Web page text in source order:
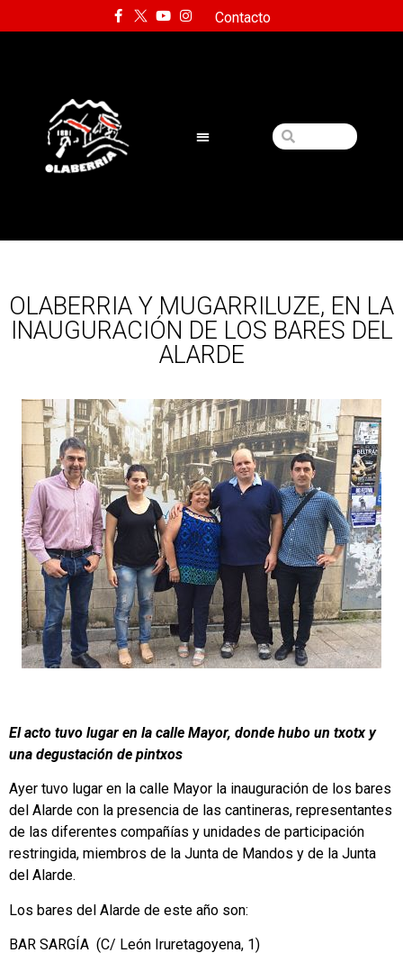
Contacto
OLABERRIA Y MUGARRILUZE, EN LA
INAUGURACIÓN DE LOS BARES DEL
ALARDE
El acto tuvo lugar en la calle Mayor, donde hubo un txotx y
una degustación de pintxos
Ayer tuvo lugar en la calle Mayor la inauguración de los bares
del Alarde con la presencia de las cantineras, representantes
de las diferentes compañías y unidades de participación
restringida, miembros de la Junta de Mandos y de la Junta
del Alarde.
Los bares del Alarde de este año son:
BAR SARGÍA (C/ León Iruretagoyena, 1)